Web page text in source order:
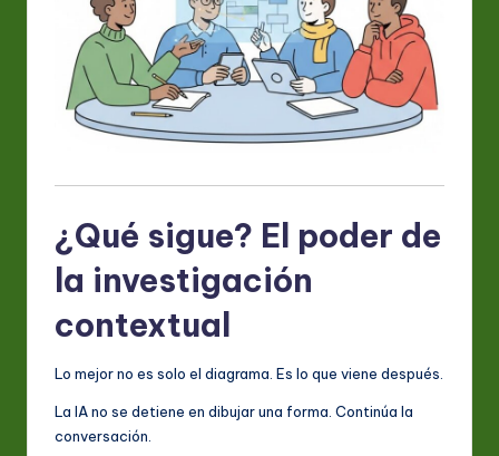
¿Qué sigue? El poder de
la investigación
contextual
Lo mejor no es solo el diagrama. Es lo que viene después.
La IA no se detiene en dibujar una forma. Continúa la
conversación.